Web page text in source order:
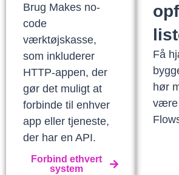
Brug Makes no-
code
værktøjskasse,
som inkluderer
HTTP-appen, der
gør det muligt at
forbinde til enhver
app eller tjeneste,
der har en API.
Forbind ethvert
system
Få
hør
være